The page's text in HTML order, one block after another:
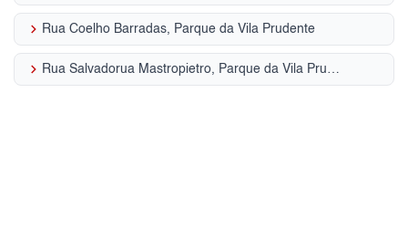
keyboard_arrow_right Rua Coelho Barradas, Parque da Vila Prudente
keyboard_arrow_right Rua Salvadorua Mastropietro, Parque da Vila Prudente